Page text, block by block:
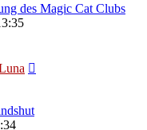
des Magic Cat Clubs